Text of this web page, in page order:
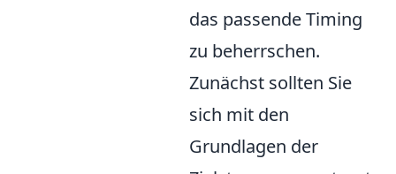
das passende Timing
zu beherrschen.
Zunächst sollten Sie
sich mit den
Grundlagen der